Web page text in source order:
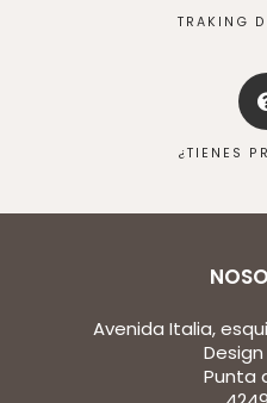
TRAKING
¿TIENES
Avenida Italia,
Punta